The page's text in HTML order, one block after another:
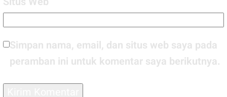
Simpan nama, email, dan situs web saya pada
peramban ini untuk komentar saya berikutnya.